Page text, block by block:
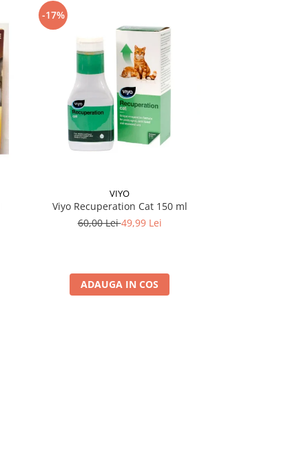
-17%
VIYO
Viyo Recuperation Cat 150 ml
60,00 Lei49,99 Lei
ADAUGA IN COS